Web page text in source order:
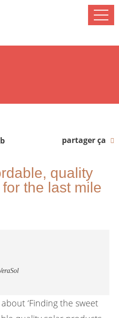
partager ça
quality
the last mile
‘Finding the sweet